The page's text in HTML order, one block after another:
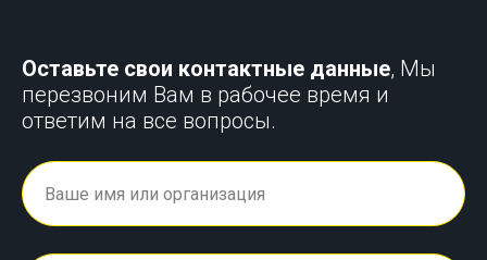
Оставьте свои контактные данные, Мы
перезвоним Вам в рабочее время и
ответим на все вопросы.